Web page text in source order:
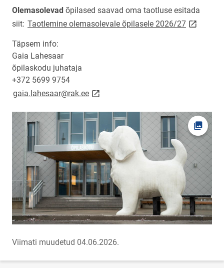
Olemasolevad õpilased saavad oma taotluse esitada
siit: Taotlemine olemasolevale õpilasele 2026/27link opens
Täpsem info:
Gaia Lahesaar
õpilaskodu juhataja
+372 5699 9754
gaia.lahesaar@rak.eelink opens on new page
Ava
Viimati muudetud 04.06.2026.